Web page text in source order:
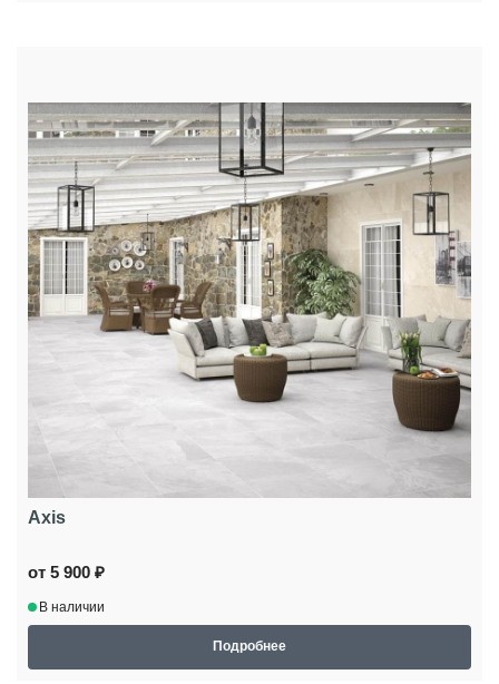
Axis
от 5 900 ₽
В наличии
Подробнее